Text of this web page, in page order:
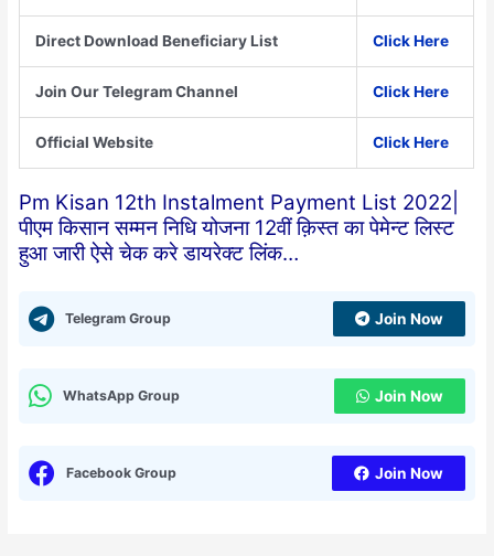
Direct Download Beneficiary List Click Here
Join Our Telegram Channel Click Here
Official Website Click Here
Pm Kisan 12th Instalment Payment List 2022|
पीएम किसान सम्मन निधि योजना 12वीं क़िस्त का पेमेन्ट लिस्ट
हुआ जारी ऐसे चेक करे डायरेक्ट लिंक…
Telegram Group Join Now
WhatsApp Group Join Now
Facebook Group Join Now